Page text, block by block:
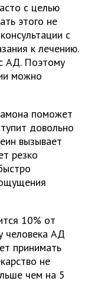
с целью
этого не
с
к лечению.
АД. Поэтому
можно
поможет
довольно
вызывает
резко
10% от
человека АД
принимать
не
чем на 5